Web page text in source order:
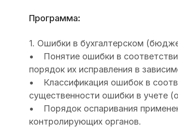
Программа:
1. Ошибки в бухгалтерском
• Понятие ошибки в
порядок их исправления в
• Классификация ошибок в
существенности ошибки в учете
• Порядок оспаривания
контролирующих органов.